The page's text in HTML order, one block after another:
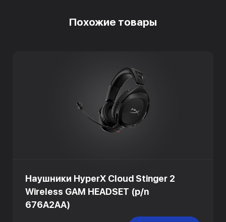
Похожие товары
Наушники HyperX Cloud Stinger 2
Wireless GAM HEADSET (p/n
676A2AA)